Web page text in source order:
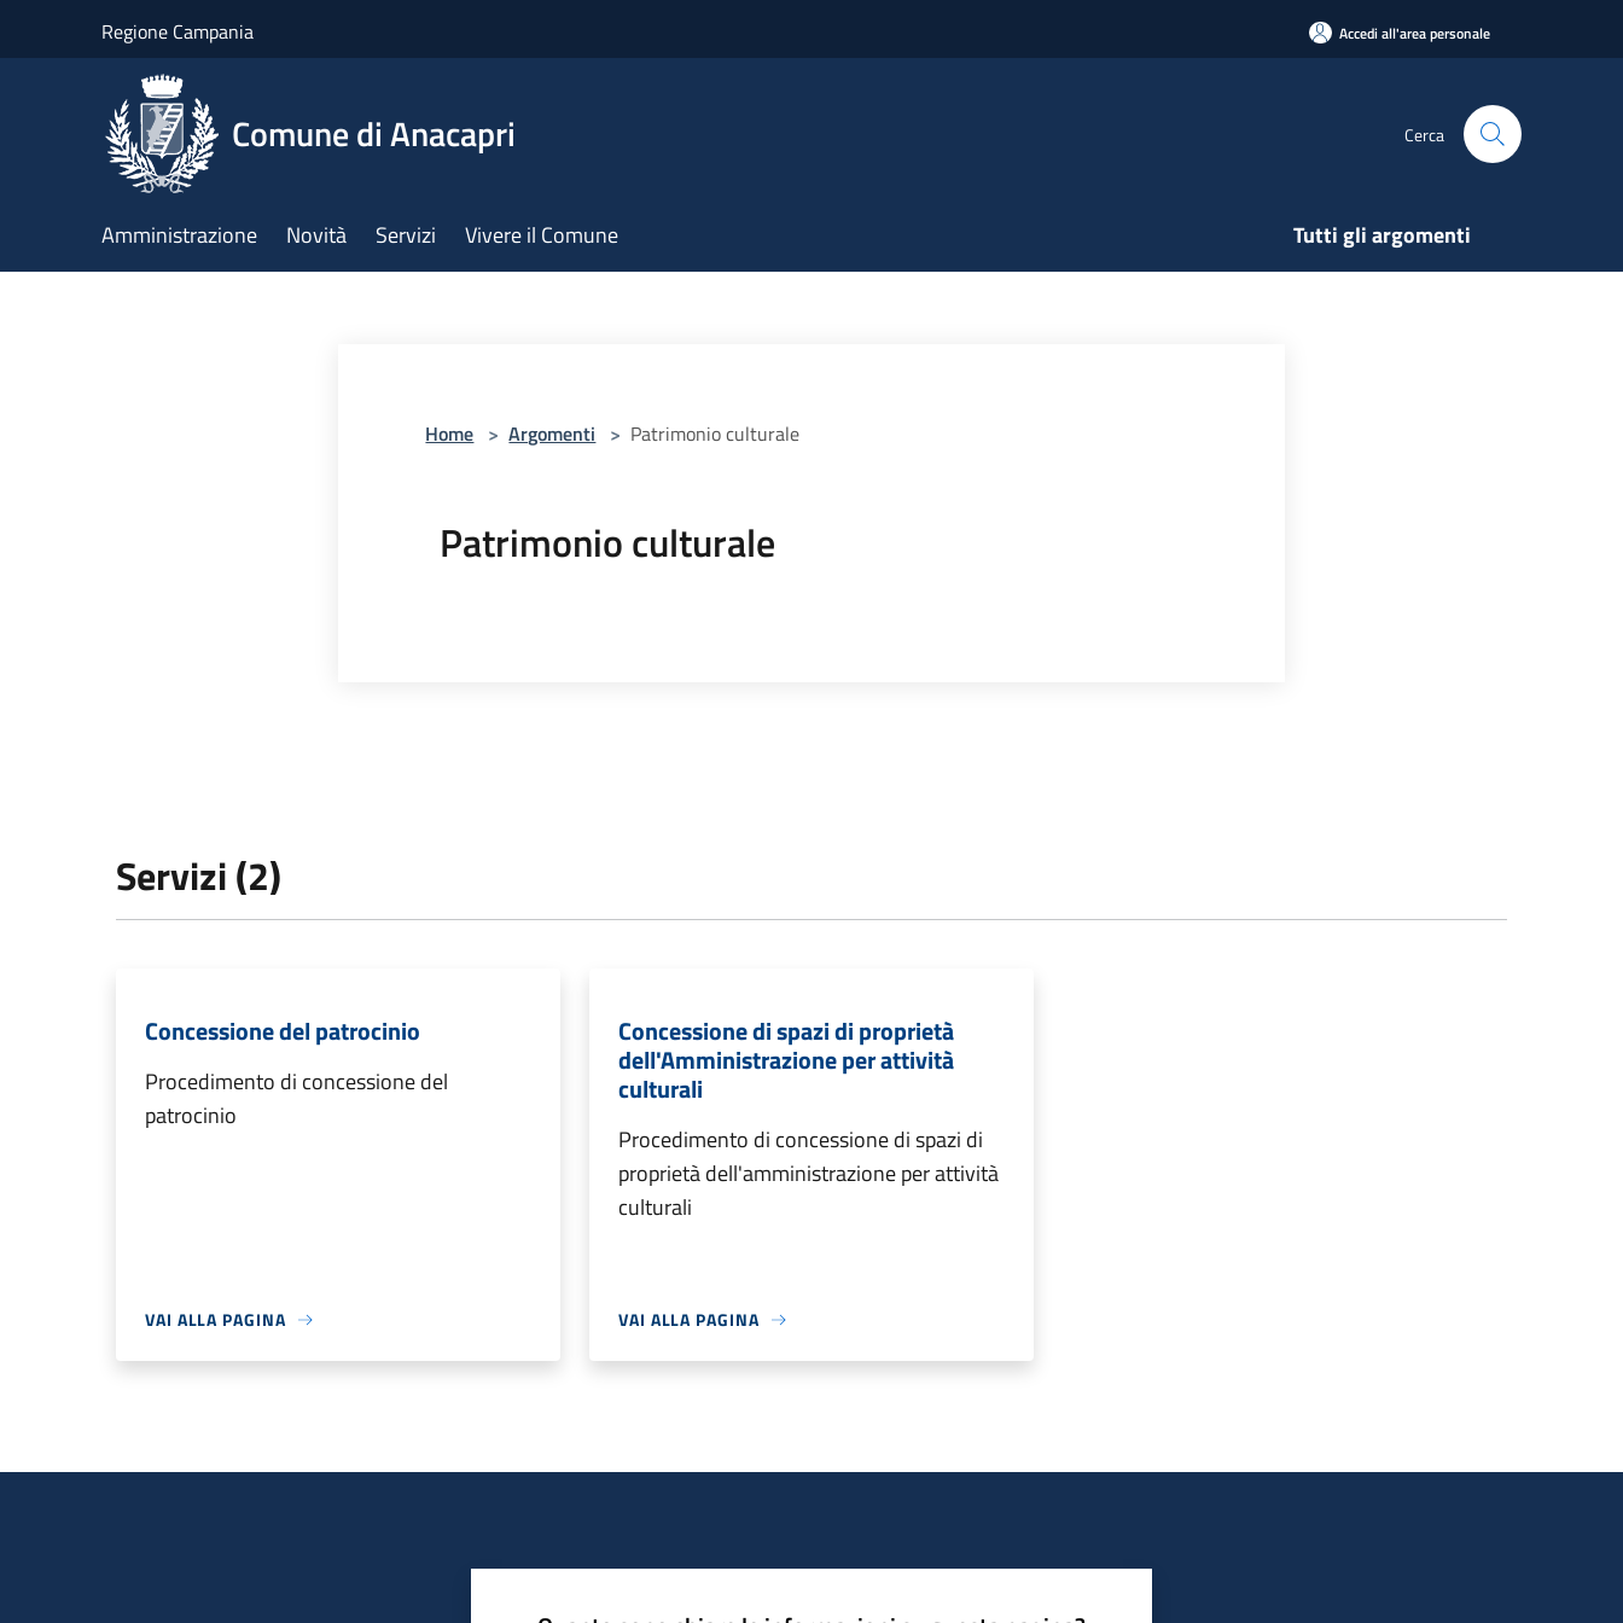
Regione Campania Accedi all'area personale
Comune di Anacapri Cerca
Amministrazione Novità Servizi Vivere il Comune Tutti gli argomenti
Home > Argomenti > Patrimonio culturale
Patrimonio culturale
Servizi (2)
Concessione del patrocinio
Procedimento di concessione del
patrocinio
VAI ALLA PAGINA
Concessione di spazi di proprietà
dell'Amministrazione per attività
culturali
Procedimento di concessione di spazi di
proprietà dell'amministrazione per attività
culturali
VAI ALLA PAGINA